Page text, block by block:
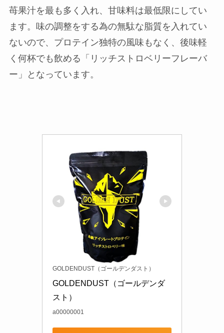
苺果汁を最も多く入れ、甘味料は最低限にしてい
ます。味の調整をする為の無駄な脂質を入れてい
ないので、プロテイン独特の風味もなく、後味軽
く何杯でも飲める「リッチストロベリーフレーバ
ー」となっています。
GOLDENDUST（ゴールデンダスト）
GOLDENDUST（ゴールデンダ
スト）
a00000001